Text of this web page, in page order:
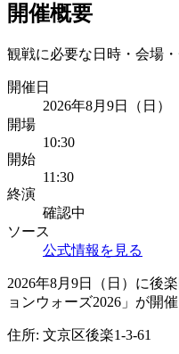
開催概要
観戦に必要な日時・会場
開催日
2026年8月9日（日）
開場
10:30
開始
11:30
終演
確認中
ソース
公式情報を見る
2026年8月9日（日）に後
ョンウォーズ2026」が開催
住所: 文京区後楽1-3-61